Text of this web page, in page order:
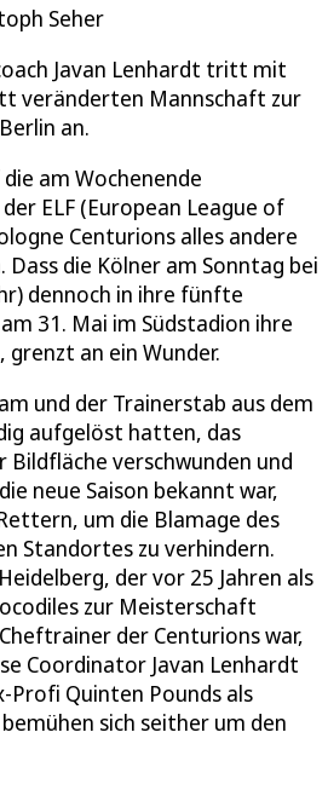
Seher
Javan Lenhardt tritt mit
veränderten Mannschaft zur
an.
am Wochenende
ELF (European League of
Centurions alles andere
die Kölner am Sonntag bei
dennoch in ihre fünfte
31. Mai im Südstadion ihre
an ein Wunder.
und der Trainerstab aus dem
aufgelöst hatten, das
verschwunden und
neue Saison bekannt war,
um die Blamage des
Standortes zu verhindern.
der vor 25 Jahren als
zur Meisterschaft
der Centurions war,
Coordinator Javan Lenhardt
Profi Quinten Pounds als
sich seither um den